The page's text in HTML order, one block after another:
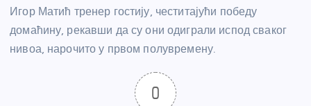
Игор Матић тренер гостију, честитајући победу
домаћину, рекавши да су они одиграли испод сваког
нивоа, нарочито у првом полувремену.
0